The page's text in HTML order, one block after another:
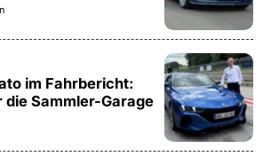
im Fahrbericht:
Sammler-Garage